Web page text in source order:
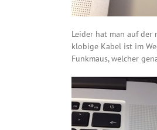
Leider hat man auf der
klobige Kabel ist im
Funkmaus, welcher